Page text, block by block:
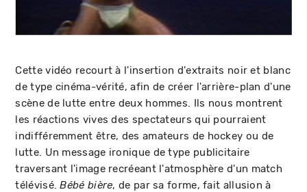
Cette vidéo recourt à l'insertion d'extraits noir et blanc
de type cinéma-vérité, afin de créer l'arrière-plan d'une
scène de lutte entre deux hommes. Ils nous montrent
les réactions vives des spectateurs qui pourraient
indifféremment être, des amateurs de hockey ou de
lutte. Un message ironique de type publicitaire
traversant l'image recréeant l'atmosphère d'un match
télévisé.Bébé bière, de par sa forme, fait allusion à